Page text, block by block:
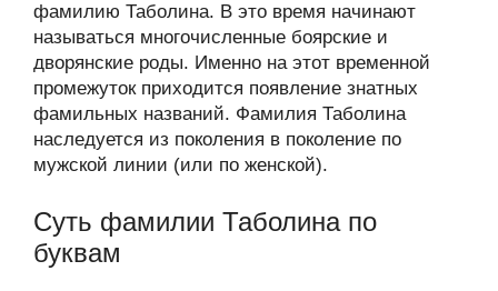
фамилию Таболина. В это время начинают
называться многочисленные боярские и
дворянские роды. Именно на этот временной
промежуток приходится появление знатных
фамильных названий. Фамилия Таболина
наследуется из поколения в поколение по
мужской линии (или по женской).
Суть фамилии Таболина по
буквам